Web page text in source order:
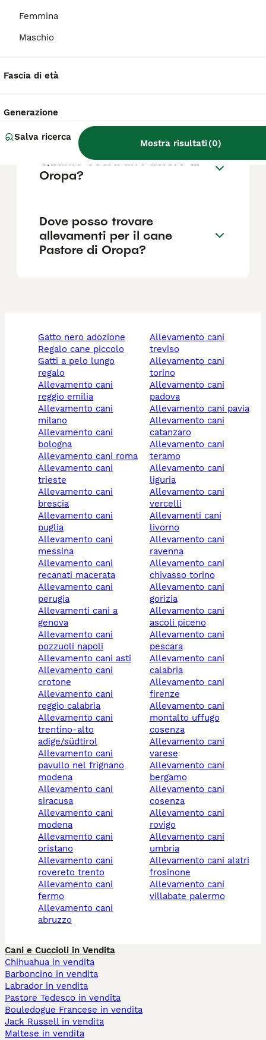
Femmina
Maschio
Fascia di età
Generazione
Salva ricerca
Mostra risultati(0)
Quanto vive un pastore
da Pastore Italiano?
Quanto costa un Pastore di
Oropa?
Dove posso trovare
allevamenti per il cane
Pastore di Oropa?
gatto nero adozione
regalo cane piccolo
gatti a pelo lungo
regalo
allevamento cani
reggio emilia
allevamento cani
milano
allevamento cani
bologna
allevamento cani roma
allevamento cani
trieste
allevamento cani
brescia
allevamento cani
puglia
allevamento cani
messina
allevamento cani
recanati macerata
allevamento cani
perugia
allevamenti cani a
genova
allevamento cani
pozzuoli napoli
allevamento cani asti
allevamento cani
crotone
allevamento cani
reggio calabria
allevamento cani
trentino-alto
adige/südtirol
allevamento cani
pavullo nel frignano
modena
allevamento cani
siracusa
allevamento cani
modena
allevamento cani
oristano
allevamento cani
rovereto trento
allevamento cani
fermo
allevamento cani
abruzzo
allevamento cani
treviso
allevamento cani
torino
allevamento cani
padova
allevamento cani pavia
allevamento cani
catanzaro
allevamento cani
teramo
allevamento cani
liguria
allevamento cani
vercelli
allevamenti cani
livorno
allevamento cani
ravenna
allevamento cani
chivasso torino
allevamento cani
gorizia
allevamento cani
ascoli piceno
allevamento cani
pescara
allevamento cani
calabria
allevamento cani
firenze
allevamento cani
montalto uffugo
cosenza
allevamento cani
varese
allevamento cani
bergamo
allevamento cani
cosenza
allevamento cani
rovigo
allevamento cani
umbria
allevamento cani alatri
frosinone
allevamento cani
villabate palermo
Cani e Cuccioli in Vendita
Chihuahua in vendita
Barboncino in vendita
Labrador in vendita
Pastore Tedesco in vendita
Bouledogue Francese in vendita
Jack Russell in vendita
Maltese in vendita